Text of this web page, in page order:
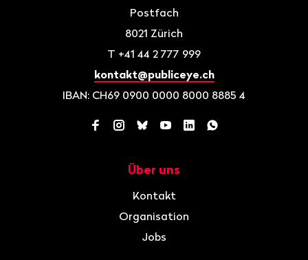
Postfach
8021 Zürich
T +41 44 2 777 999
kontakt@publiceye.ch
IBAN: CH69 0900 0000 8000 8885 4
Facebook
Instagram
BlueskyYouTube
LinkedInWhatsApp
Über uns
Kontakt
Organisation
Jobs